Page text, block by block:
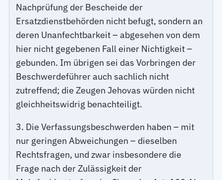
Nachprüfung der Bescheide der
Ersatzdienstbehörden nicht befugt, sondern an
deren Unanfechtbarkeit – abgesehen von dem
hier nicht gegebenen Fall einer Nichtigkeit –
gebunden. Im übrigen sei das Vorbringen der
Beschwerdeführer auch sachlich nicht
zutreffend; die Zeugen Jehovas würden nicht
gleichheitswidrig benachteiligt.
3. Die Verfassungsbeschwerden haben – mit
nur geringen Abweichungen – dieselben
Rechtsfragen, und zwar insbesondere die
Frage nach der Zulässigkeit der